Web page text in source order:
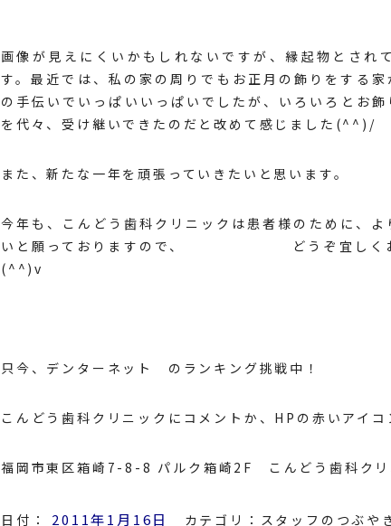
画像が見えにくいかもしれないですが、縁起物とされ
す。最近では、私の家の周りでもお正月の飾りをする
の手伝いでいっぱいいっぱいでしたが、いろいろとお
を代々、受け継いできたのだと改めて感じました
また、新たな一年を頑張っていきたいと思います。
今年も、こんどう歯科クリニックは患者様のために、
いと願っておりますので、 どうぞ宜しくお
(^^)v
只今、 デンターネット のランキング挑戦中！
こんどう歯科クリニックにコメントか、HPの赤いアイ
福岡市東区箱崎7-8-8 パルク箱崎2F こんどう歯科クリ
日付： 2011年1月16日 カテゴリ： スタッフのつぶや